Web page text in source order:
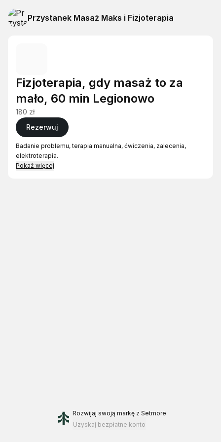
Przystanek Masaż Maks i Fizjoterapia
Fizjoterapia, gdy masaż to za
mało, 60 min Legionowo
180 zł
Rezerwuj
Badanie problemu, terapia manualna, ćwiczenia, zalecenia,
elektroterapia.
Pokaż więcej
Rozwijaj swoją markę z Setmore
Uzyskaj bezpłatne konto